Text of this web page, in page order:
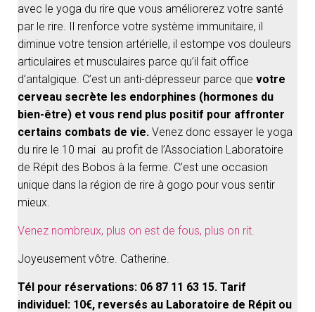
avec le yoga du rire que vous améliorerez votre santé
par le rire. Il renforce votre système immunitaire, il
diminue votre tension artérielle, il estompe vos douleurs
articulaires et musculaires parce qu’il fait office
d’antalgique. C’est un anti-dépresseur parce que votre
cerveau secrète les endorphines (hormones du
bien-être) et vous rend plus positif pour affronter
certains combats de vie. Venez donc essayer le yoga
du rire le 10 mai au profit de l’Association Laboratoire
de Répit des Bobos à la ferme. C’est une occasion
unique dans la région de rire à gogo pour vous sentir
mieux.
Venez nombreux, plus on est de fous, plus on rit.
Joyeusement vôtre. Catherine.
Tél pour réservations: 06 87 11 63 15. Tarif
individuel: 10€, reversés au Laboratoire de Répit ou